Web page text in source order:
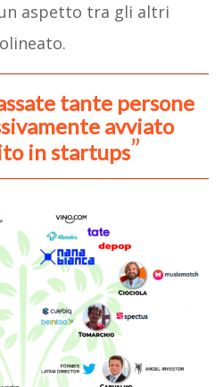
aspetto tra gli altri
tante persone
avviato
in startups